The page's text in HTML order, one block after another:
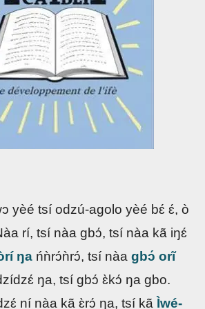
yèé tsí odzú-agolo yèé bɛ́ ɛ́, ò
rí, tsí nàa gbɔ́, tsí nàa kã iŋɛ́
ŋa ńǹrɔ́ǹrɔ́, tsí nàa gbɔ́ orĩ
ŋa, tsí gbɔ́ ɛ̀kɔ́ ŋa gbo.
ní nàa kã ɛ̀rɔ́ ŋa, tsí kã Ìwé-